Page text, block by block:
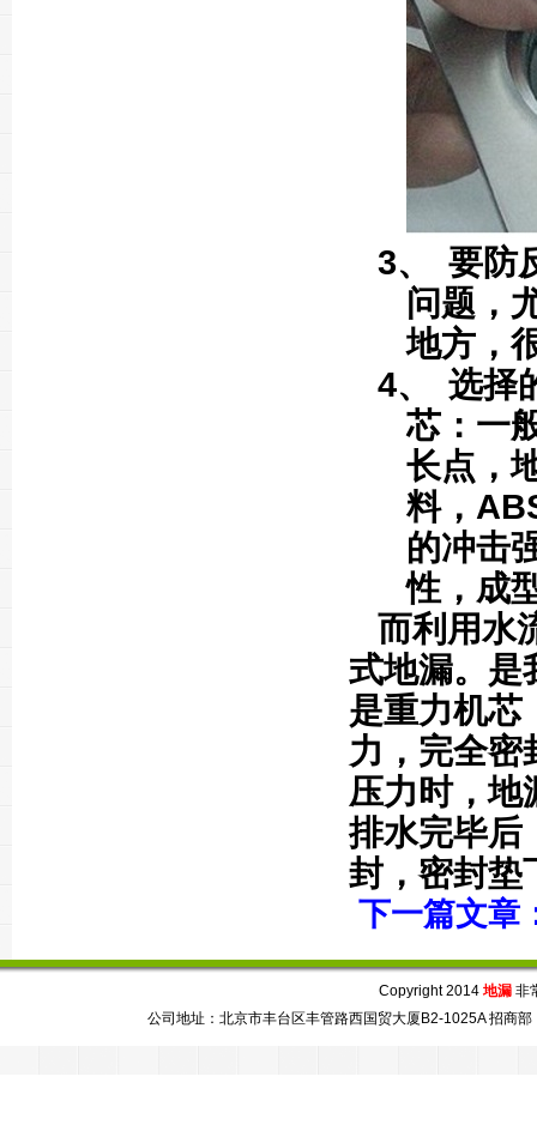
3、
要防
问题，
地方，
4、
选择
芯：一
长点，
料，
的冲击
性，成
而利用水
式地漏。是
是重力机芯
力，完全密
压力时，地
排水完毕后
封，密封垫
下一篇文章
Copyright 2014 地漏非
公司地址：北京市丰台区丰管路西国贸大厦B2-1025A 招商